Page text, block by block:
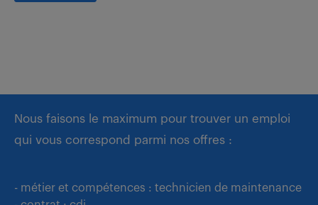
Nous faisons le maximum pour trouver un emploi
qui vous correspond parmi nos offres :
- métier et compétences : technicien de maintenance